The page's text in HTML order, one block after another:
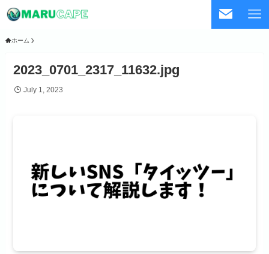
ホーム
2023_0701_2317_11632.jpg
July 1, 2023